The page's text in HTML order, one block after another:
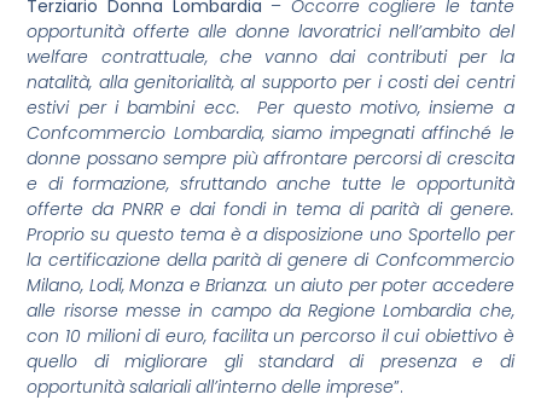
Terziario Donna Lombardia – Occorre cogliere le tante
opportunità offerte alle donne lavoratrici nell’ambito del
welfare contrattuale, che vanno dai contributi per la
natalità, alla genitorialità, al supporto per i costi dei centri
estivi per i bambini ecc. Per questo motivo, insieme a
Confcommercio Lombardia, siamo impegnati affinché le
donne possano sempre più affrontare percorsi di crescita
e di formazione, sfruttando anche tutte le opportunità
offerte da PNRR e dai fondi in tema di parità di genere.
Proprio su questo tema è a disposizione uno Sportello per
la certificazione della parità di genere di Confcommercio
Milano, Lodi, Monza e Brianza: un aiuto per poter accedere
alle risorse messe in campo da Regione Lombardia che,
con 10 milioni di euro, facilita un percorso il cui obiettivo è
quello di migliorare gli standard di presenza e di
opportunità salariali all’interno delle imprese”.